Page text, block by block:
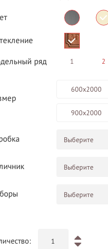
поряд 1 2
600х2000
900х2000